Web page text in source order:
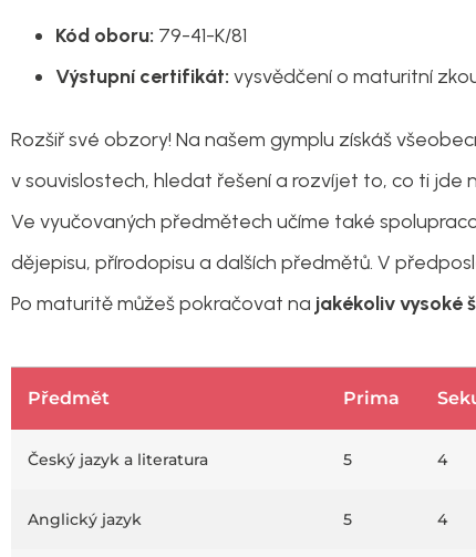
Kód oboru: 79-41-K/81
Výstupní certifikát: vysvědčení o maturitní
Rozšiř své obzory! Na našem gymplu získáš
v souvislostech, hledat řešení a rozvíjet to, co ti jde
Ve vyučovaných předmětech učíme také
dějepisu, přírodopisu a dalších předmětů. V
Po maturitě můžeš pokračovat na jakékolivvysoké
Předmět Prima
Český jazyk a literatura 5 4
Anglický jazyk 5 4